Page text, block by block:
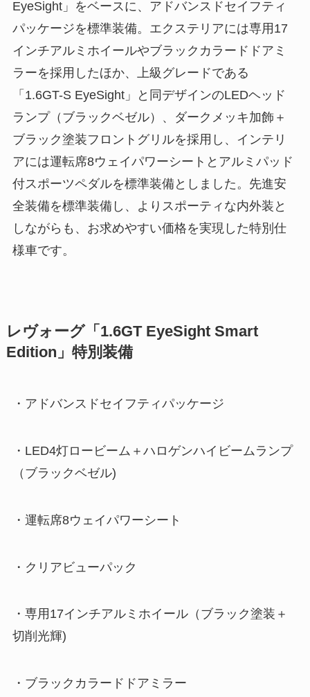
EyeSight」をベースに、アドバンスドセイフティ
パッケージを標準装備。エクステリアには専用17
インチアルミホイールやブラックカラードドアミ
ラーを採用したほか、上級グレードである
「1.6GT-S EyeSight」と同デザインのLEDヘッド
ランプ（ブラックベゼル）、ダークメッキ加飾＋
ブラック塗装フロントグリルを採用し、インテリ
アには運転席8ウェイパワーシートとアルミパッド
付スポーツペダルを標準装備としました。先進安
全装備を標準装備し、よりスポーティな内外装と
しながらも、お求めやすい価格を実現した特別仕
様車です。
レヴォーグ「1.6GT EyeSight Smart
Edition」特別装備
・アドバンスドセイフティパッケージ
・LED4灯ロービーム＋ハロゲンハイビームランプ
（ブラックベゼル)
・運転席8ウェイパワーシート
・クリアビューパック
・専用17インチアルミホイール（ブラック塗装＋
切削光輝)
・ブラックカラードドアミラー